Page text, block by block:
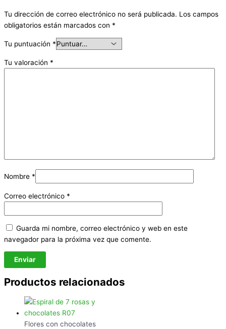
Tu dirección de correo electrónico no será publicada. Los campos
obligatorios están marcados con *
Tu puntuación *
Tu valoración *
Nombre *
Correo electrónico *
Guarda mi nombre, correo electrónico y web en este
navegador para la próxima vez que comente.
Productos relacionados
Flores con chocolates